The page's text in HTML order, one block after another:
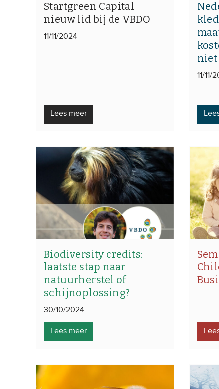
Startgreen Capital
nieuw lid bij de VBDO
11/11/2024
Lees meer
niet
11/11/
Biodiversity credits:
laatste stap naar
natuurherstel of
schijnoplossing?
30/10/2024
Lees meer